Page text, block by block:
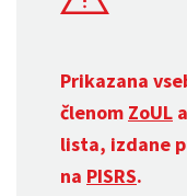
Prikazana
členom ZoUL
lista, izdane
na PISRS.